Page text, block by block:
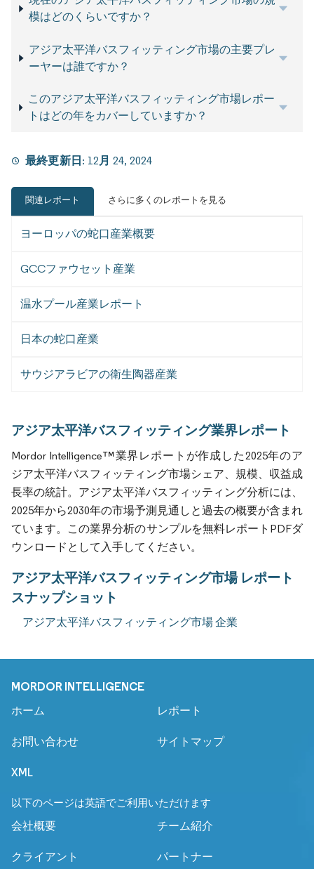
模はどのくらいですか？
アジア太平洋バスフィッティング市場の主要プレ
ーヤーは誰ですか？
このアジア太平洋バスフィッティング市場レポー
トはどの年をカバーしていますか？
最終更新日: 12月 24, 2024
関連レポート さらに多くのレポートを見る
ヨーロッパの蛇口産業概要
GCCファウセット産業
温水プール産業レポート
日本の蛇口産業
サウジアラビアの衛生陶器産業
アジア太平洋バスフィッティング業界レポート
Mordor Intelligence™業界レポートが作成した2025年のア
ジア太平洋バスフィッティング市場シェア、規模、収益成
長率の統計。アジア太平洋バスフィッティング分析には、
2025年から2030年の市場予測見通しと過去の概要が含まれ
ています。この業界分析のサンプルを無料レポートPDFダ
ウンロードとして入手してください。
アジア太平洋バスフィッティング市場 レポート
スナップショット
アジア太平洋バスフィッティング市場 企業
MORDOR INTELLIGENCE
ホーム レポート
お問い合わせ サイトマップ
XML
以下のページは英語でご利用いただけます
会社概要
チーム紹介
クライアント パートナー